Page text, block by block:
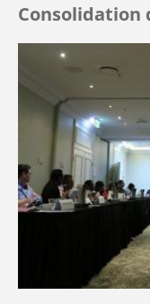
Consolidation